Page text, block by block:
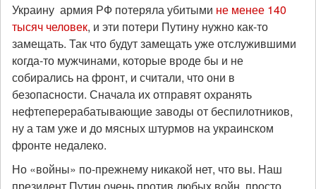
Украину армия РФ потеряла убитыми не менее 140
тысяч человек, и эти потери Путину нужно как-то
замещать. Так что будут замещать уже отслужившими
когда-то мужчинами, которые вроде бы и не
собирались на фронт, и считали, что они в
безопасности. Сначала их отправят охранять
нефтеперерабатывающие заводы от беспилотников,
ну а там уже и до мясных штурмов на украинском
фронте недалеко.
Но «войны» по-прежнему никакой нет, что вы. Наш